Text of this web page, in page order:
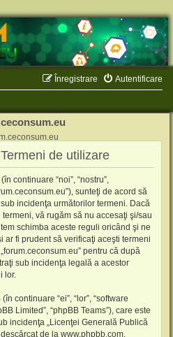
Autentificare
Înregistrare
de utilizare
continuare “noi”, “nostru”,
sunteţi de acord să
incidenţa următorilor termeni. Dacă
vă rugăm să nu accesaţi şi/sau
schimba aceste reguli oricând şi ne
ar fi prudent să verificaţi aceşti termeni
pentru că după
sub incidenţa legală a acestor
lor.
continuare “ei”, “lor”, “software
Limited”, “phpBB Teams”), care este
incidenţa „Licenţei Generală Publică
descărcat de la www.phpbb.com.